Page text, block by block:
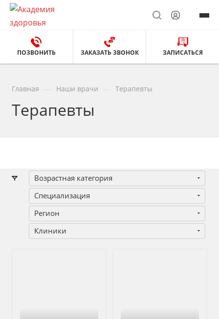
ПОЗВОНИТЬ ЗАКАЗАТЬ ЗВОНОК ЗАПИСАТЬСЯ
Главная Наши врачи Терапевты
Терапевты
Возрастная категория
Специализация
Регион
Клиники